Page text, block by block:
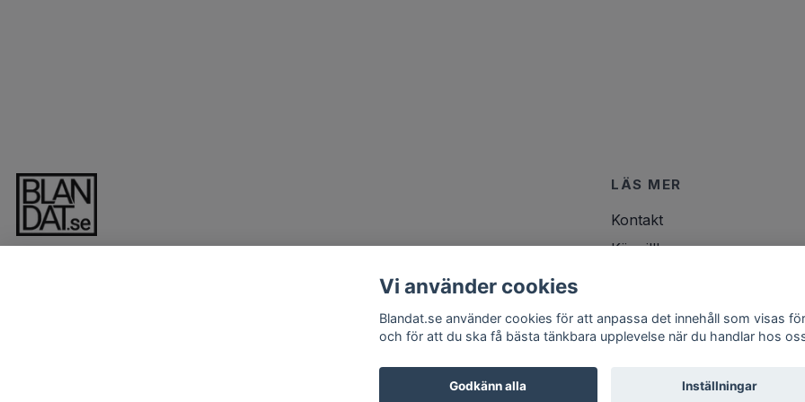
LÄS MER
Kontakt
Köpvillkor
Vi använder cookies
Blandat.se använder cookies för att anpassa det innehåll som visas
och för att du ska få bästa tänkbara upplevelse när du handlar hos
Godkänn alla Inställningar